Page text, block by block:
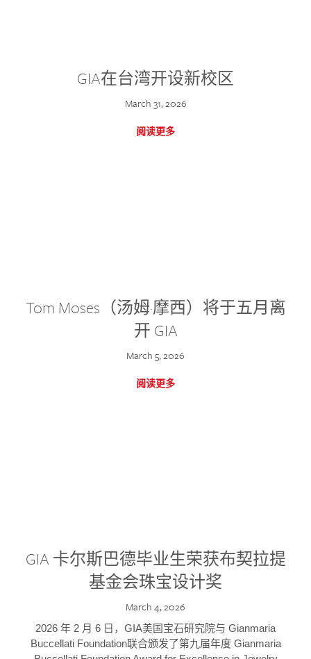
GIA在台湾开设新校区
March 31, 2026
阅读更多
Tom Moses（汤姆·摩西）将于五月离
开 GIA
March 5, 2026
阅读更多
GIA 卡尔斯巴德毕业生荣获布契拉提
基金会珠宝设计奖
March 4, 2026
2026 年 2 月 6 日，GIA美国宝石研究院与 Gianmaria
Buccellati Foundation联合颁发了第九届年度 Gianmaria